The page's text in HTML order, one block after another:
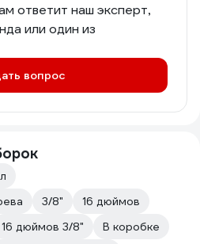
ответит наш эксперт,
или один из
вопрос
3/8"
16 дюймов
16 дюймов 3/8"
В коробке